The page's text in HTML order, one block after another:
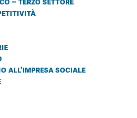
all'impresa sociale